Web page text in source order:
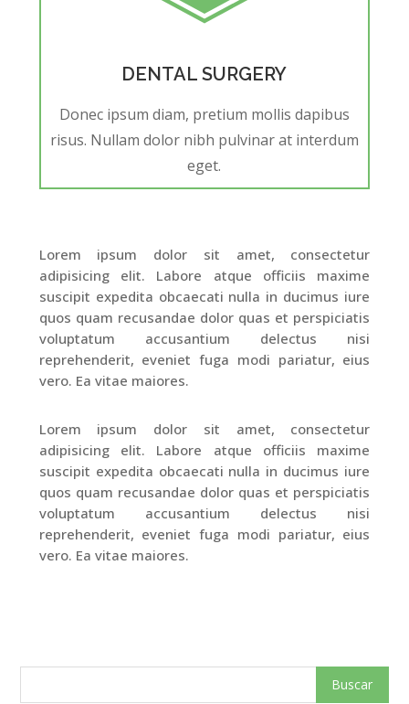
DENTAL SURGERY
Donec ipsum diam, pretium mollis dapibus
risus. Nullam dolor nibh pulvinar at interdum
eget.
Lorem ipsum dolor sit amet, consectetur
adipisicing elit. Labore atque officiis maxime
suscipit expedita obcaecati nulla in ducimus iure
quos quam recusandae dolor quas et perspiciatis
voluptatum accusantium delectus nisi
reprehenderit, eveniet fuga modi pariatur, eius
vero. Ea vitae maiores.
Lorem ipsum dolor sit amet, consectetur
adipisicing elit. Labore atque officiis maxime
suscipit expedita obcaecati nulla in ducimus iure
quos quam recusandae dolor quas et perspiciatis
voluptatum accusantium delectus nisi
reprehenderit, eveniet fuga modi pariatur, eius
vero. Ea vitae maiores.